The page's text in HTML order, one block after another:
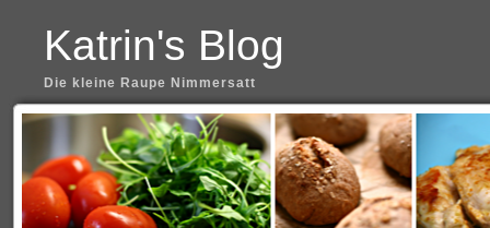
Katrin's Blog
Die kleine Raupe Nimmersatt